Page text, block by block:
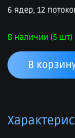
6 ядер, 12
В наличии (5 шт)
В